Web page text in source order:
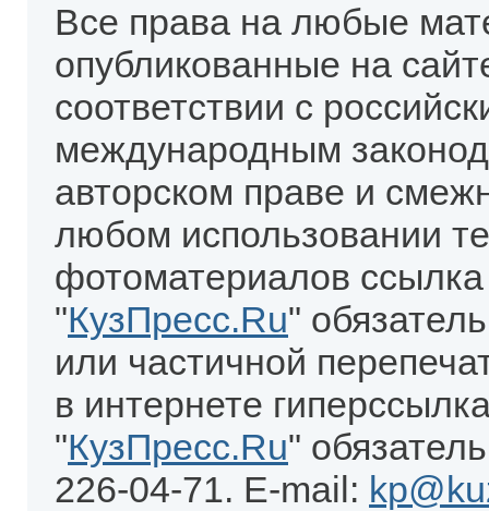
Все права на любые
опубликованные на
соответствии с
международным
авторском праве и
любом использовании
фотоматериалов
"КузПресс.Ru"
или частичной
в интернете
"КузПресс.Ru"
226-04-71. E-mail: